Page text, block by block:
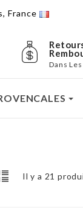
France
Dans
Il y a 21